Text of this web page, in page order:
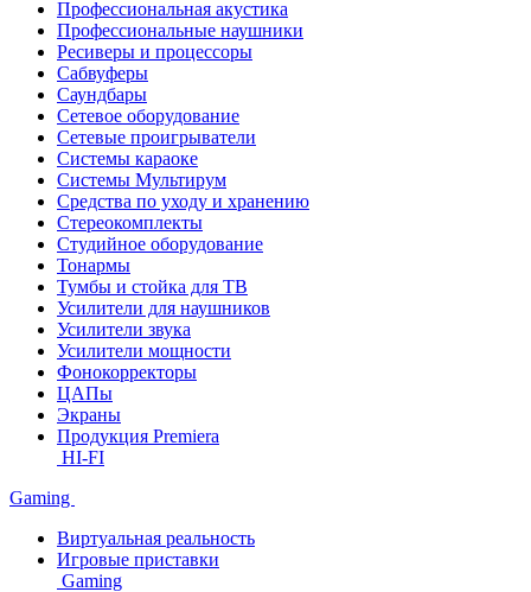
Профессиональная акустика
Профессиональные наушники
Ресиверы и процессоры
Сабвуферы
Саундбары
Сетевое оборудование
Сетевые проигрыватели
Системы караоке
Системы Мультирум
Средства по уходу и хранению
Стереокомплекты
Студийное оборудование
Тонармы
Тумбы и стойка для ТВ
Усилители для наушников
Усилители звука
Усилители мощности
Фонокорректоры
ЦАПы
Экраны
Продукция Premiera
HI-FI
Gaming
Виртуальная реальность
Игровые приставки
Gaming